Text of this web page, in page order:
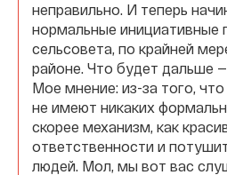
неправильно. И теперь
нормальные инициативные
сельсовета, по крайней
районе. Что будет дальше
Мое мнение: из-за того,
не имеют никаких
скорее механизм, как
ответственности и
людей. Мол, мы вот вас